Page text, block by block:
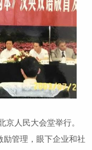
京人民大会堂举行。
管理，眼下企业和社